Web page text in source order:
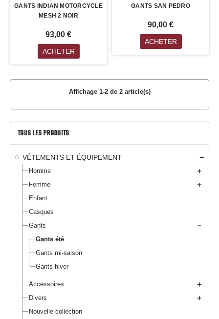
TOUS LES PRODUITS
VÊTEMENTS ET ÉQUIPEMENT
Homme
Femme
Enfant
Casques
Gants
Gants été
Gants mi-saison
Gants hiver
Accessoires
Divers
Nouvelle collection
GANTS INDIAN MOTORCYCLE
MESH 2 NOIR
93,00 €
ACHETER
GANTS SAN PEDRO
90,00 €
ACHETER
Affichage 1-2 de 2 article(s)